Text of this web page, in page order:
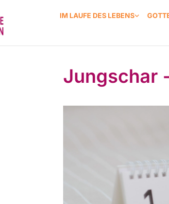
IM LAUFE DES LEBENS
Jungschar